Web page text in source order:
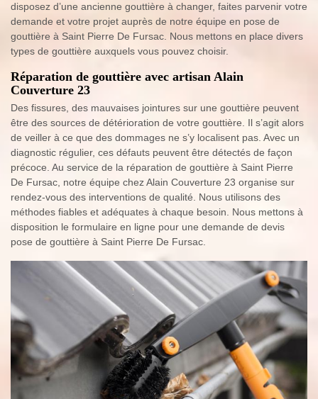
disposez d’une ancienne gouttière à changer, faites parvenir votre
demande et votre projet auprès de notre équipe en pose de
gouttière à Saint Pierre De Fursac. Nous mettons en place divers
types de gouttière auxquels vous pouvez choisir.
Réparation de gouttière avec artisan Alain
Couverture 23
Des fissures, des mauvaises jointures sur une gouttière peuvent
être des sources de détérioration de votre gouttière. Il s’agit alors
de veiller à ce que des dommages ne s’y localisent pas. Avec un
diagnostic régulier, ces défauts peuvent être détectés de façon
précoce. Au service de la réparation de gouttière à Saint Pierre
De Fursac, notre équipe chez Alain Couverture 23 organise sur
rendez-vous des interventions de qualité. Nous utilisons des
méthodes fiables et adéquates à chaque besoin. Nous mettons à
disposition le formulaire en ligne pour une demande de devis
pose de gouttière à Saint Pierre De Fursac.